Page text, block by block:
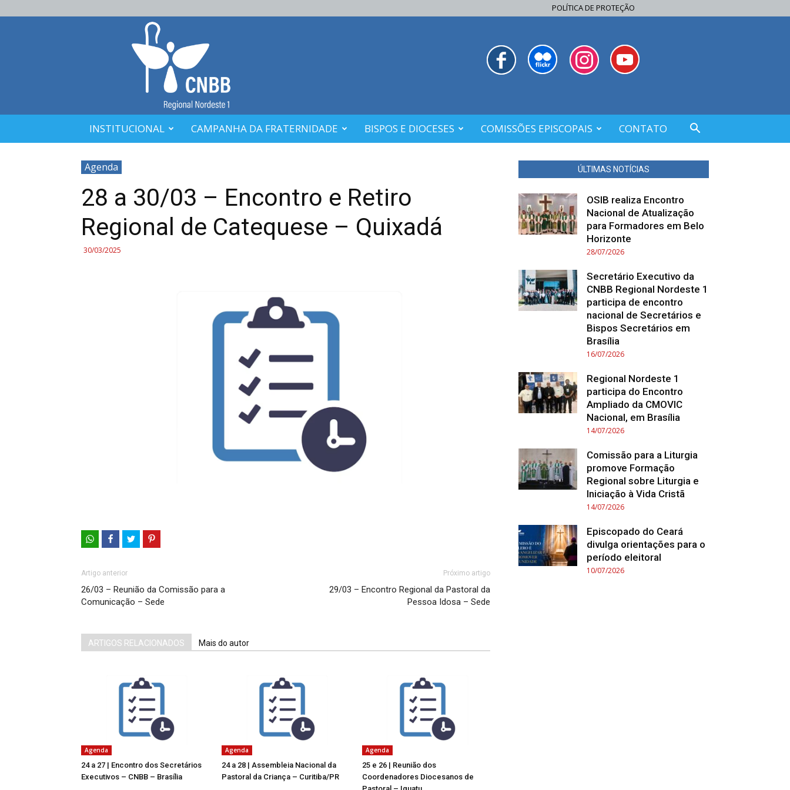
POLÍTICA DE PROTEÇÃO
Nordeste
INSTITUCIONAL CAMPANHA DA FRATERNIDADE BISPOS E DIOCESES COMISSÕES EPISCOPAIS CONTATO
Agenda
28 a 30/03 – Encontro e Retiro
Regional de Catequese – Quixadá
30/03/2025
Artigo anterior
26/03 – Reunião da Comissão para a
Comunicação – Sede
Próximo artigo
29/03 – Encontro Regional da Pastoral da
Pessoa Idosa – Sede
ARTIGOS RELACIONADOS Mais do autor
Agenda
24 a 27 | Encontro dos Secretários
Executivos – CNBB – Brasília
Agenda
24 a 28 | Assembleia Nacional da
Pastoral da Criança – Curitiba/PR
Agenda
25 e 26 | Reunião dos
Coordenadores Diocesanos de
ÚLTIMAS NOTÍCIAS
OSIB realiza Encontro
Nacional de Atualização
para Formadores em Belo
Horizonte
28/07/2026
Secretário Executivo da
CNBB Regional Nordeste 1
participa de encontro
nacional de Secretários e
Bispos Secretários em
Brasília
16/07/2026
Regional Nordeste 1
participa do Encontro
Ampliado da CMOVIC
Nacional, em Brasília
14/07/2026
Comissão para a Liturgia
promove Formação
Regional sobre Liturgia e
Iniciação à Vida Cristã
14/07/2026
Episcopado do Ceará
divulga orientações para o
período eleitoral
10/07/2026